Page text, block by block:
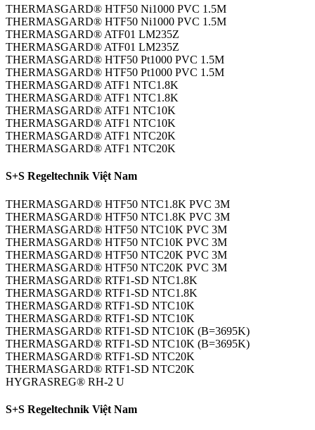
THERMASGARD® HTF50 Ni1000 PVC 1.5M
THERMASGARD® HTF50 Ni1000 PVC 1.5M
THERMASGARD® ATF01 LM235Z
THERMASGARD® ATF01 LM235Z
THERMASGARD® HTF50 Pt1000 PVC 1.5M
THERMASGARD® HTF50 Pt1000 PVC 1.5M
THERMASGARD® ATF1 NTC1.8K
THERMASGARD® ATF1 NTC1.8K
THERMASGARD® ATF1 NTC10K
THERMASGARD® ATF1 NTC10K
THERMASGARD® ATF1 NTC20K
THERMASGARD® ATF1 NTC20K
S+S Regeltechnik Việt Nam
THERMASGARD® HTF50 NTC1.8K PVC 3M
THERMASGARD® HTF50 NTC1.8K PVC 3M
THERMASGARD® HTF50 NTC10K PVC 3M
THERMASGARD® HTF50 NTC10K PVC 3M
THERMASGARD® HTF50 NTC20K PVC 3M
THERMASGARD® HTF50 NTC20K PVC 3M
THERMASGARD® RTF1-SD NTC1.8K
THERMASGARD® RTF1-SD NTC1.8K
THERMASGARD® RTF1-SD NTC10K
THERMASGARD® RTF1-SD NTC10K
THERMASGARD® RTF1-SD NTC10K (B=3695K)
THERMASGARD® RTF1-SD NTC10K (B=3695K)
THERMASGARD® RTF1-SD NTC20K
THERMASGARD® RTF1-SD NTC20K
HYGRASREG® RH-2 U
S+S Regeltechnik Việt Nam